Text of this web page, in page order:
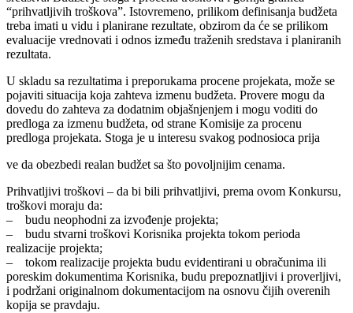
“prihvatljivih troškova”. Istovremeno, prilikom definisanja budžeta
treba imati u vidu i planirane rezultate, obzirom da će se prilikom
evaluacije vrednovati i odnos između traženih sredstava i planiranih
rezultata.
U skladu sa rezultatima i preporukama procene projekata, može se
pojaviti situacija koja zahteva izmenu budžeta. Provere mogu da
dovedu do zahteva za dodatnim objašnjenjem i mogu voditi do
predloga za izmenu budžeta, od strane Komisije za procenu
predloga projekata. Stoga je u interesu svakog podnosioca prija
ve da obezbedi realan budžet sa što povoljnijim cenama.
Prihvatljivi troškovi – da bi bili prihvatljivi, prema ovom Konkursu,
troškovi moraju da:
– budu neophodni za izvođenje projekta;
– budu stvarni troškovi Korisnika projekta tokom perioda
realizacije projekta;
– tokom realizacije projekta budu evidentirani u obračunima ili
poreskim dokumentima Korisnika, budu prepoznatljivi i proverljivi,
i podržani originalnom dokumentacijom na osnovu čijih overenih
kopija se pravdaju.